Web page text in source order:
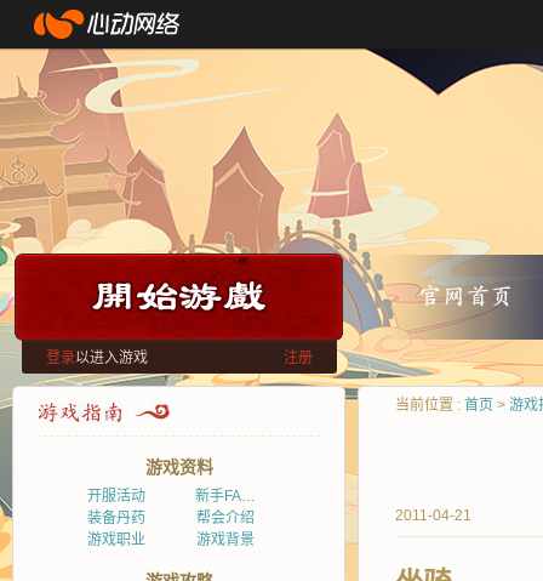
登录以进入游戏 注册
游戏资料
开服活动
新手FA…
装备丹药
帮会介绍
游戏职业
游戏背景
当前位置 : 首页 > 游戏
2011-04-21